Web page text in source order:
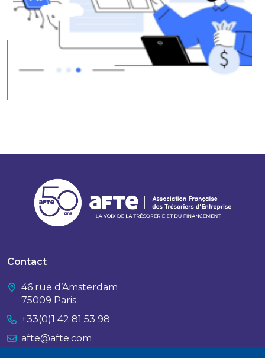
Contact
46 rue d’Amsterdam
75009 Paris
+33(0)1 42 81 53 98
afte@afte.com